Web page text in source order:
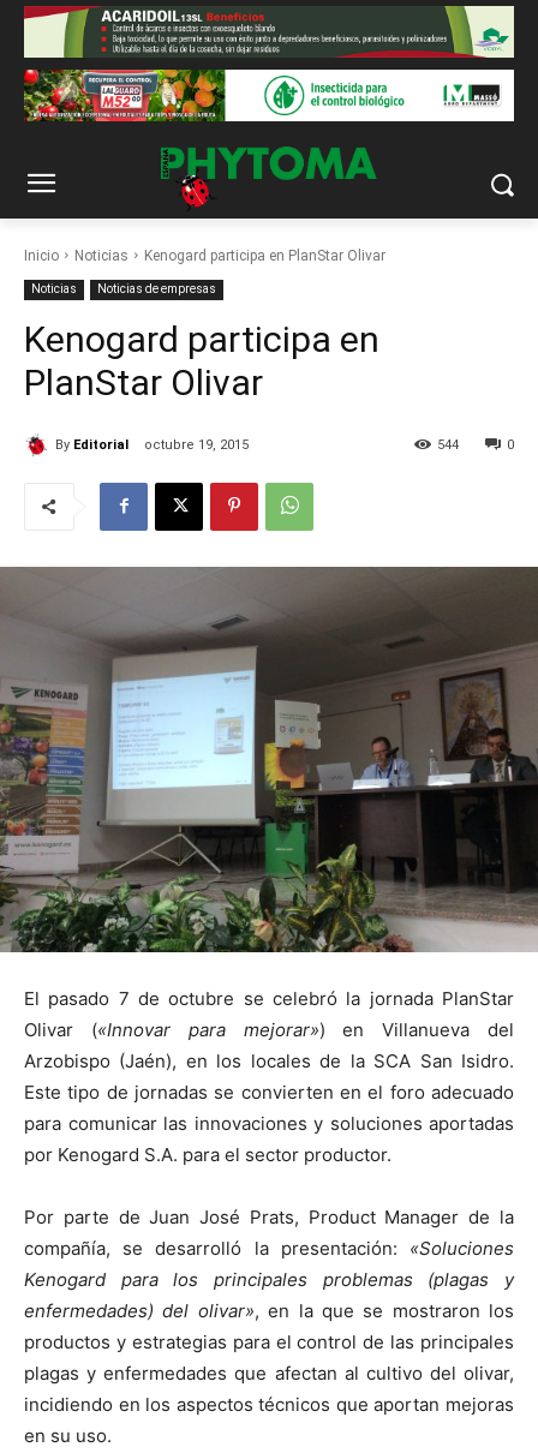
Inicio Noticias Kenogard participa en PlanStar Olivar
Noticias Noticias de empresas
Kenogard participa en
PlanStar Olivar
By Editorial octubre 19, 2015 0
544
El pasado 7 de octubre se celebró la jornada PlanStar
Olivar («Innovar para mejorar») en Villanueva del
Arzobispo (Jaén), en los locales de la SCA San Isidro.
Este tipo de jornadas se convierten en el foro adecuado
para comunicar las innovaciones y soluciones aportadas
por Kenogard S.A. para el sector productor.
Por parte de Juan José Prats, Product Manager de la
compañía, se desarrolló la presentación: «Soluciones
Kenogard para los principales problemas (plagas y
enfermedades) del olivar», en la que se mostraron los
productos y estrategias para el control de las principales
plagas y enfermedades que afectan al cultivo del olivar,
incidiendo en los aspectos técnicos que aportan mejoras
en su uso.